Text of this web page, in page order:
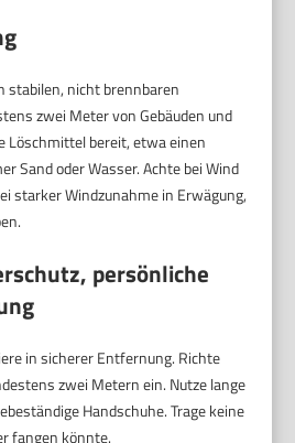
stabilen, nicht brennbaren
zwei Meter von Gebäuden und
Löschmittel bereit, etwa einen
Sand oder Wasser. Achte bei Wind
starker Windzunahme in Erwägung,
persönliche
in sicherer Entfernung. Richte
zwei Metern ein. Nutze lange
Handschuhe. Trage keine
fangen könnte.